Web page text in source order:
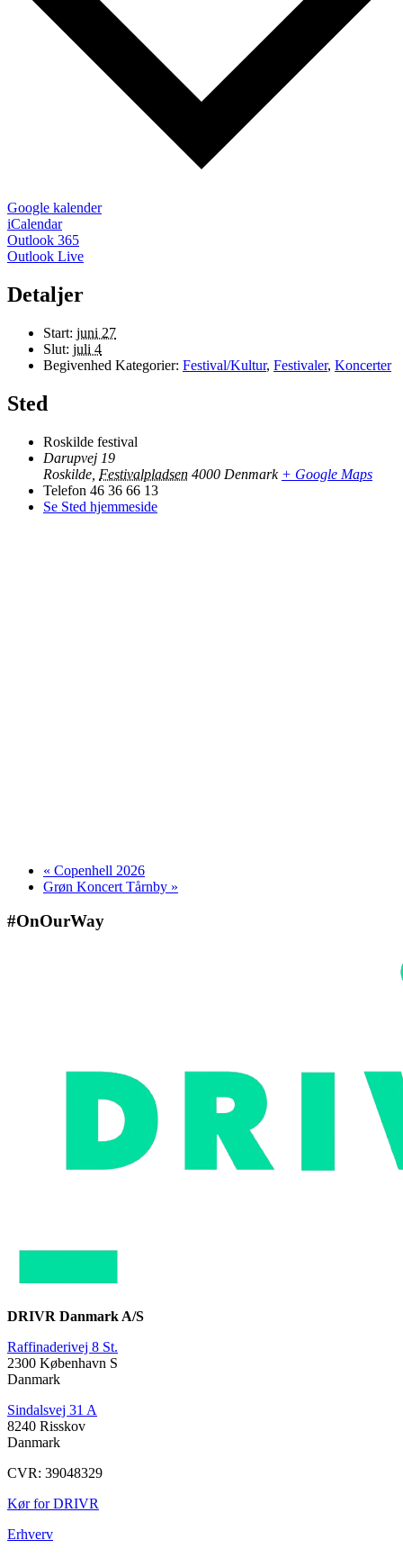
Google kalender
iCalendar
Outlook 365
Outlook Live
Detaljer
Start: juni 27
Slut: juli 4
Begivenhed Kategorier: Festival/Kultur, Festivaler, Koncerter
Sted
Roskilde festival
Darupvej 19
Roskilde Festivalpladsen 4000 Denmark + Google Maps
Telefon 46 36 66 13
Se Sted hjemmeside
« Copenhell 2026
Grøn Koncert Tårnby »
#OnOurWay
DRIVR Danmark A/S
Raffinaderivej 8 St.
2300 København S
Danmark
Sindalsvej 31 A
8240 Risskov
Danmark
CVR: 39048329
Kør for DRIVR
Erhverv